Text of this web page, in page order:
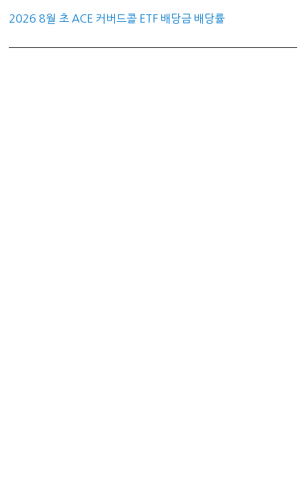
2026 8월 초 ACE 커버드콜 ETF 배당금 배당률